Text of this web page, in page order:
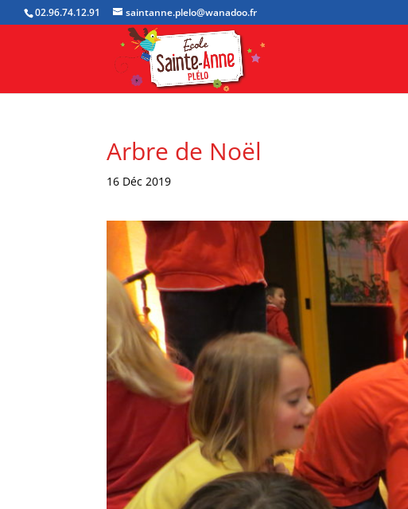
02.96.74.12.91 saintanne.plelo@wanadoo.fr
Arbre de Noël
16 Déc 2019